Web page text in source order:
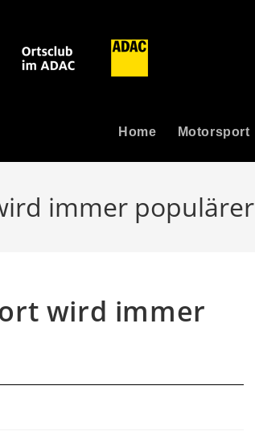
Home Motorsport
immer populärer
wird immer